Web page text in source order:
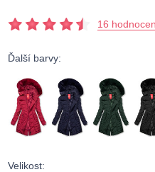
16
Ďalší barvy:
Velikost: